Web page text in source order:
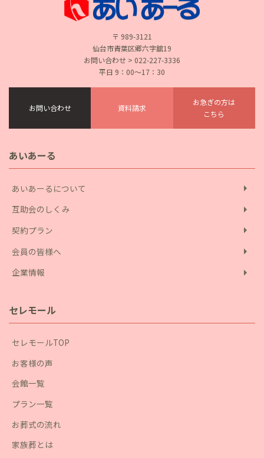
〒 989-3121
仙台市青葉区郷六字舘19
お問い合わせ > 022-227-3336
平日 9：00〜17：30
お問い合わせ 資料請求
お急ぎの方は
こちら
あいあーる
あいあーるについて arrow_right
互助会のしくみ arrow_right
契約プラン arrow_right
会員の皆様へ arrow_right
企業情報 arrow_right
セレモール
セレモールTOP
お客様の声
会館一覧
プラン一覧
お葬式の流れ
家族葬とは